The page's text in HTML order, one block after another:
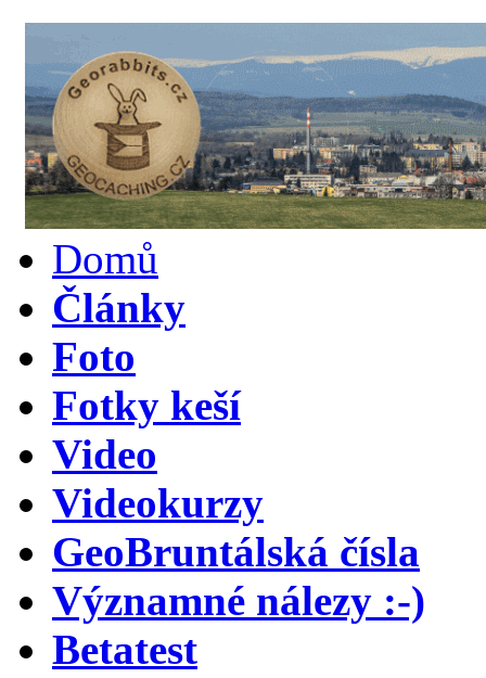
Domů
Články
Foto
Fotky keší
Video
Videokurzy
GeoBruntálská čísla
Významné nálezy :-)
Betatest